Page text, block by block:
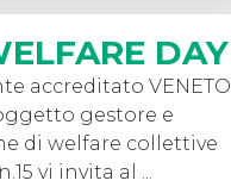
DAY
accreditato VENETO
gestore e
di welfare collettive
vi invita al ...